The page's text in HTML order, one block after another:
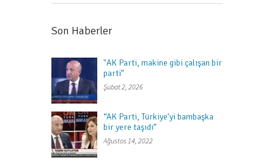
Son Haberler
"AK Parti, makine gibi çalışan bir
parti”
Şubat 2, 2026
“AK Parti, Türkiye’yi bambaşka
bir yere taşıdı”
Ağustos 14, 2022